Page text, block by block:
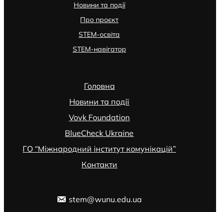
Новини та події
Про проєкт
STEM-освіта
STEM-навігатор
Головна
Новини та події
Vovk Foundation
BlueCheck Ukraine
ГО “Міжнародний інститут комунікацій”
Контакти
stem@wunu.edu.ua